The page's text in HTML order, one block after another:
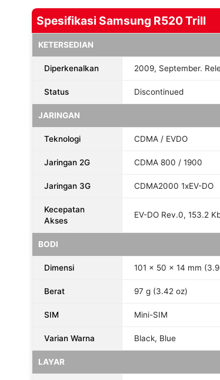
Spesifikasi Samsung R520 Trill
KETERSEDIAN
Diperkenalkan 2009, September.
Status Discontinued
JARINGAN
Teknologi CDMA / EVDO
Jaringan 2G CDMA 800 / 1900
Jaringan 3G CDMA2000 1xEV-DO
Kecepatan
Akses
EV-DO Rev.0, 153.2
BODI
Dimensi 101 x 50 x 14 mm
Berat 97 g (3.42 oz)
SIM Mini-SIM
Varian Warna Black, Blue
LAYAR